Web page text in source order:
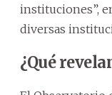
instituciones”,
diversas
¿Qué